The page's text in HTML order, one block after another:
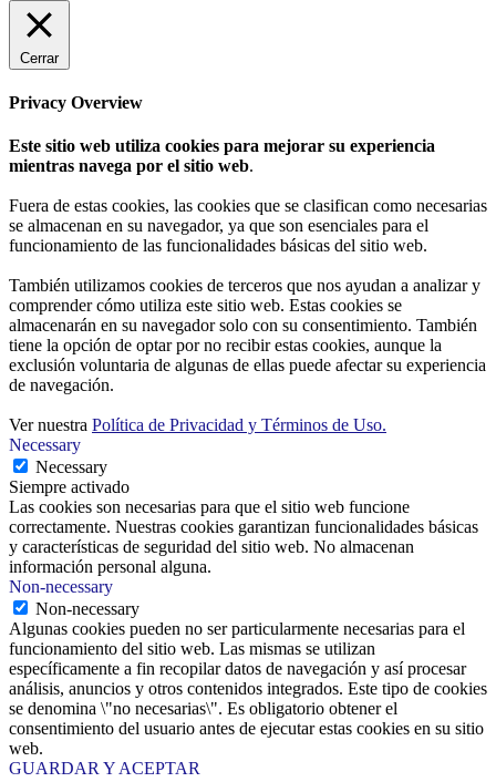
Cerrar
Privacy Overview
Este sitio web utiliza cookies para mejorar su experiencia
mientras navega por el sitio web.
Fuera de estas cookies, las cookies que se clasifican como necesarias
se almacenan en su navegador, ya que son esenciales para el
funcionamiento de las funcionalidades básicas del sitio web.
También utilizamos cookies de terceros que nos ayudan a analizar y
comprender cómo utiliza este sitio web. Estas cookies se
almacenarán en su navegador solo con su consentimiento. También
tiene la opción de optar por no recibir estas cookies, aunque la
exclusión voluntaria de algunas de ellas puede afectar su experiencia
de navegación.
Ver nuestra Política de Privacidad y Términos de Uso.
Necessary
Necessary
Siempre activado
Las cookies son necesarias para que el sitio web funcione
correctamente. Nuestras cookies garantizan funcionalidades básicas
y características de seguridad del sitio web. No almacenan
información personal alguna.
Non-necessary
Non-necessary
Algunas cookies pueden no ser particularmente necesarias para el
funcionamiento del sitio web. Las mismas se utilizan
específicamente a fin recopilar datos de navegación y así procesar
análisis, anuncios y otros contenidos integrados. Este tipo de cookies
se denomina \"no necesarias\". Es obligatorio obtener el
consentimiento del usuario antes de ejecutar estas cookies en su sitio
web.
GUARDAR Y ACEPTAR